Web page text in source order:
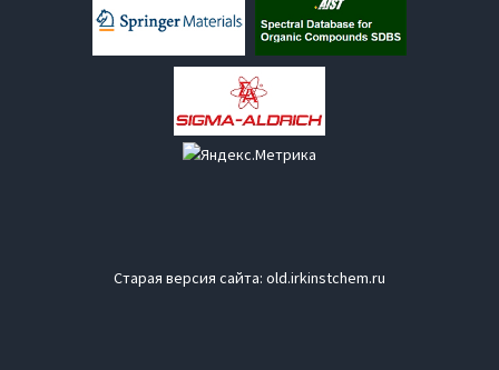
Старая версия сайта: old.irkinstchem.ru